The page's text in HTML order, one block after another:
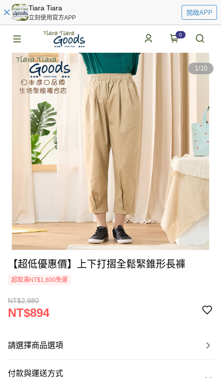
Tiara Tiara
立刻使用官方APP
開啟APP
0
1/10
【超低優惠價】上下打摺全鬆緊錐形長褲
超取滿NT$1,800免運
NT$2,980
NT$894
請選擇商品選項
付款與運送方式